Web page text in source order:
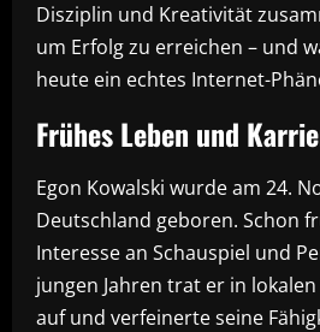
Disziplin und Kreativität
um Erfolg zu erreichen – und
heute ein echtes Internet-
Frühes Leben und
Egon Kowalski wurde am 24.
Deutschland geboren. Schon
Interesse an Schauspiel und
jungen Jahren trat er in
auf und verfeinerte seine